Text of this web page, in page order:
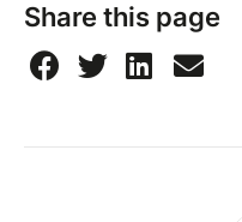
Share this page